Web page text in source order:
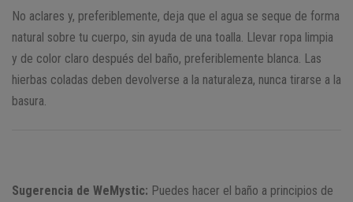
No aclares y, preferiblemente, deja que el agua se seque de forma
natural sobre tu cuerpo, sin ayuda de una toalla. Llevar ropa limpia
y de color claro después del baño, preferiblemente blanca. Las
hierbas coladas deben devolverse a la naturaleza, nunca tirarse a la
basura.
Sugerencia de WeMystic: Puedes hacer el baño a principios de